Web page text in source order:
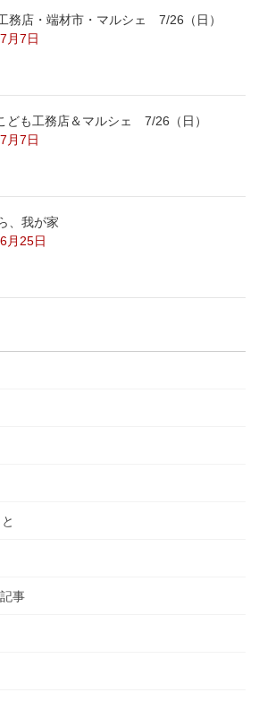
務店・端材市・マルシェ 7/26（日）
月7日
ども工務店＆マルシェ 7/26（日）
月7日
、我が家
月25日
事